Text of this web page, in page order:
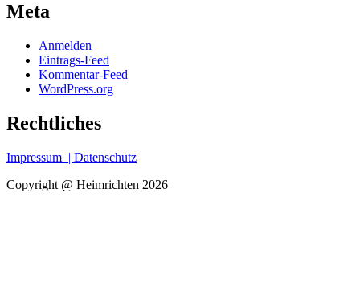
Meta
Anmelden
Eintrags-Feed
Kommentar-Feed
WordPress.org
Rechtliches
Impressum | Datenschutz
Copyright @ Heimrichten 2026